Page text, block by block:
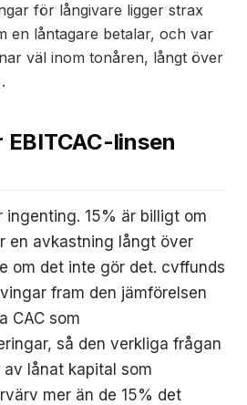
för långivare ligger strax
en låntagare betalar, och var
väl inom tonåren, långt över
linsen
ingenting. 15% är billigt om
en avkastning långt över
om det inte gör det. cvffunds
fram den jämförelsen
CAC som
så den verkliga frågan
av lånat kapital som
mer än de 15% det